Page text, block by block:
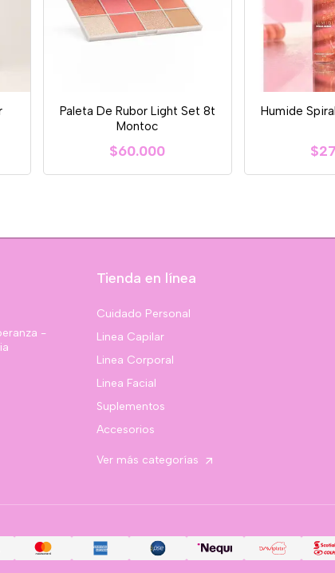
Paleta De Rubor Light Set 8t
Montoc
$60.000
Humide
-
Tienda en línea
Cuidado Personal
Linea Capilar
Linea Corporal
Linea Facial
Suplementos
Accesorios
Ver más categorías